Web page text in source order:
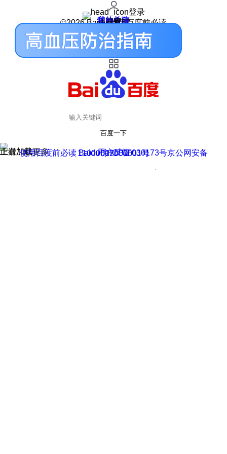
登录
我的关注
我的收藏
皮肤中心
用户反馈
设置
©2026 Baidu 使用百度前必读
百度一下
正在加载
上滑加载更多 用户反馈
使用百度前必读 Baidu 京ICP证030173号
京公网安备11000002000001号